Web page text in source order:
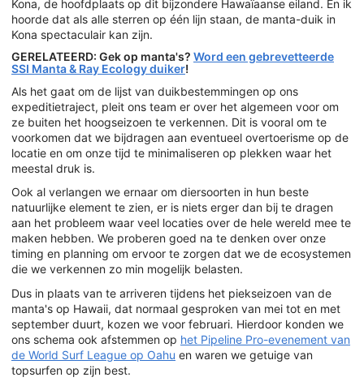
Kona, de hoofdplaats op dit bijzondere Hawaïaanse eiland. En ik
hoorde dat als alle sterren op één lijn staan, de manta-duik in
Kona spectaculair kan zijn.
GERELATEERD: Gek op manta's? Word een gebrevetteerde
SSI Manta & Ray Ecology duiker!
Als het gaat om de lijst van duikbestemmingen op ons
expeditietraject, pleit ons team er over het algemeen voor om
ze buiten het hoogseizoen te verkennen. Dit is vooral om te
voorkomen dat we bijdragen aan eventueel overtoerisme op de
locatie en om onze tijd te minimaliseren op plekken waar het
meestal druk is.
Ook al verlangen we ernaar om diersoorten in hun beste
natuurlijke element te zien, er is niets erger dan bij te dragen
aan het probleem waar veel locaties over de hele wereld mee te
maken hebben. We proberen goed na te denken over onze
timing en planning om ervoor te zorgen dat we de ecosystemen
die we verkennen zo min mogelijk belasten.
Dus in plaats van te arriveren tijdens het piekseizoen van de
manta's op Hawaii, dat normaal gesproken van mei tot en met
september duurt, kozen we voor februari. Hierdoor konden we
ons schema ook afstemmen op het Pipeline Pro-evenement van
de World Surf League op Oahu en waren we getuige van
topsurfen op zijn best.